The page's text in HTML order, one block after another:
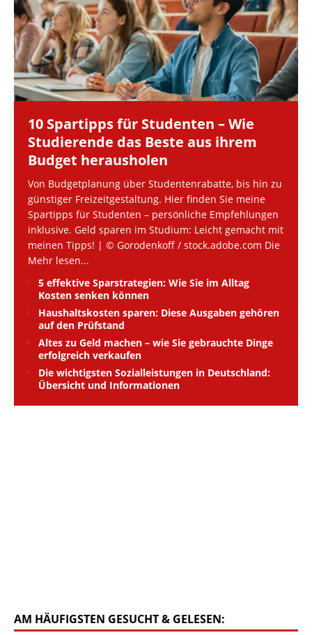
10 Spartipps für Studenten – Wie
Studierende das Beste aus ihrem
Budget herausholen
Von Budgetplanung über Studentenrabatte, bis hin zu
günstiger Freizeitgestaltung. Hier finden Sie meine
Spartipps für Studenten – persönliche Empfehlungen
inklusive. Geld sparen im Studium: Leicht gemacht mit
meinen Tipps! | © Gorodenkoff / stock.adobe.com Die
Mehr lesen...
5 effektive Sparstrategien: Wie Sie im Alltag
Kosten senken können
Haushaltskosten sparen: Diese Ausgaben gehören
auf den Prüfstand
Altes zu Geld machen – wie Sie gebrauchte Dinge
erfolgreich verkaufen
Die wichtigsten Sozialleistungen in Deutschland:
Übersicht und Informationen
AM HÄUFIGSTEN GESUCHT & GELESEN: